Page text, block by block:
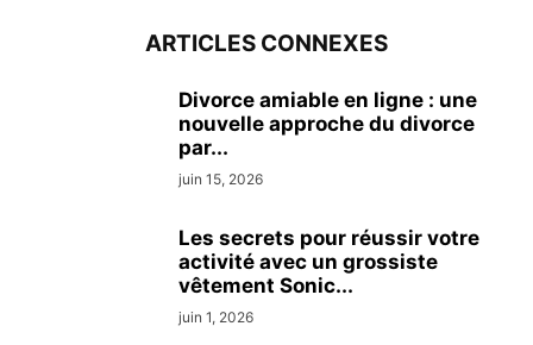
ARTICLES CONNEXES
Divorce amiable en ligne : une
nouvelle approche du divorce
par...
juin 15, 2026
Les secrets pour réussir votre
activité avec un grossiste
vêtement Sonic...
juin 1, 2026